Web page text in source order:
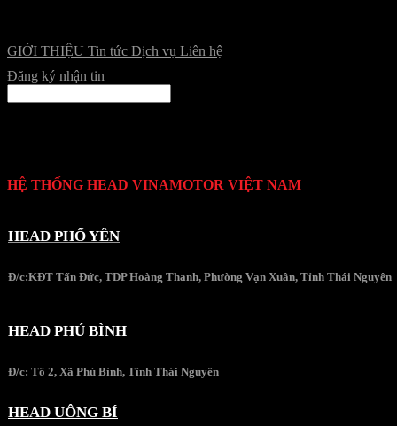
GIỚI THIỆU Tin tức Dịch vụ Liên hệ
Đăng ký nhận tin
HỆ THỐNG HEAD VINAMOTOR VIỆT NAM
HEAD PHỔ YÊN
Đ/c:KĐT Tấn Đức, TDP Hoàng Thanh, Phường Vạn Xuân, Tỉnh Thái Nguyên
HEAD PHÚ BÌNH
Đ/c: Tổ 2, Xã Phú Bình, Tỉnh Thái Nguyên
HEAD UÔNG BÍ